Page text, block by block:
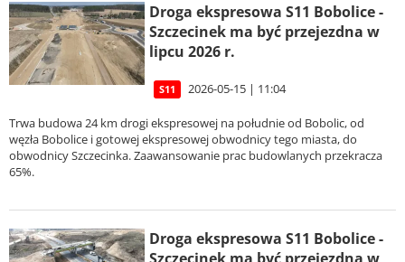
Droga ekspresowa S11 Bobolice -
Szczecinek ma być przejezdna w
lipcu 2026 r.
S11 2026-05-15 | 11:04
Trwa budowa 24 km drogi ekspresowej na południe od Bobolic, od
węzła Bobolice i gotowej ekspresowej obwodnicy tego miasta, do
obwodnicy Szczecinka. Zaawansowanie prac budowlanych przekracza
65%.
Droga ekspresowa S11 Bobolice -